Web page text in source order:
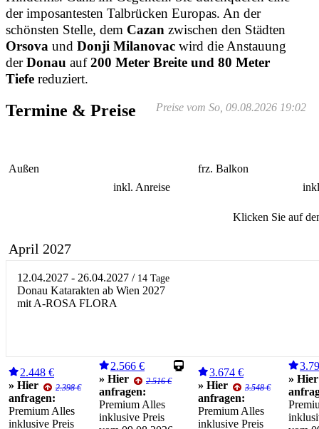
der imposantesten Talbrücken Europas. An der
schönsten Stelle, dem Cazan zwischen den Städten
Orsova und Donji Milanovac wird die Anstauung
derDonau auf200 Meter Breite und 80 Meter
Tiefe reduziert.
Preise vom So, 09.08.2026 19:02
Termine & Preise
Außen
frz. Balkon
inkl. Anreise
Klicken Sie auf
April 2027
12.04.2027 - 26.04.2027 / 14 Tage
Donau Katarakten ab Wien 2027
mit A-ROSA FLORA
2.448 €
2.398 €
» Hier
anfragen:
Premium Alles
inklusive Preis
2.566 €
2.516 €
» Hier
anfragen:
Premium Alles
inklusive Preis
3.674 €
3.548 €
» Hier
anfragen:
Premium Alles
inklusive Preis
» Hier